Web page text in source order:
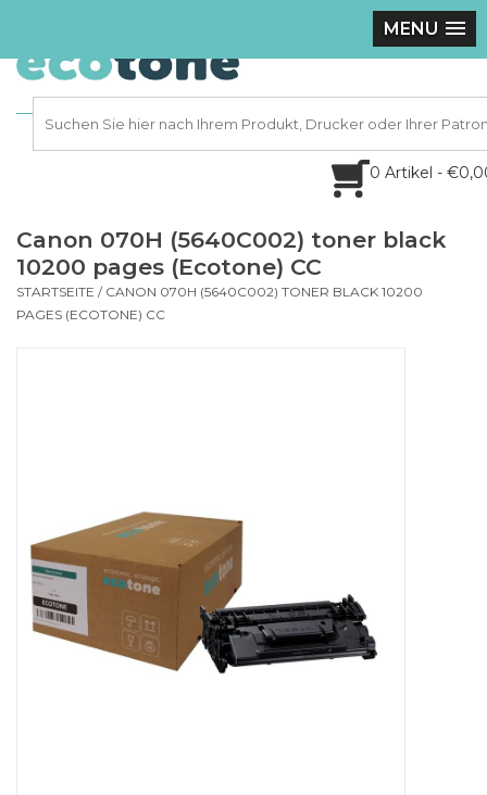
MENU
0 Artikel -
Canon 070H (5640C002) toner black
10200 pages (Ecotone) CC
STARTSEITE / CANON 070H (5640C002) TONER BLACK 10200
PAGES (ECOTONE) CC